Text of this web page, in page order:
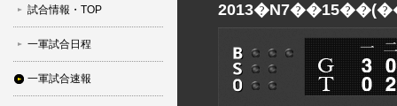
試合情報・TOP
一軍試合日程
一軍試合速報